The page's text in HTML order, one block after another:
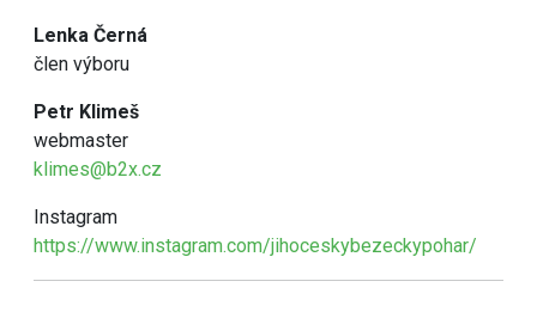
Lenka Černá
člen výboru
Petr Klimeš
webmaster
klimes@b2x.cz
Instagram
https://www.instagram.com/jihoceskybezeckypohar/